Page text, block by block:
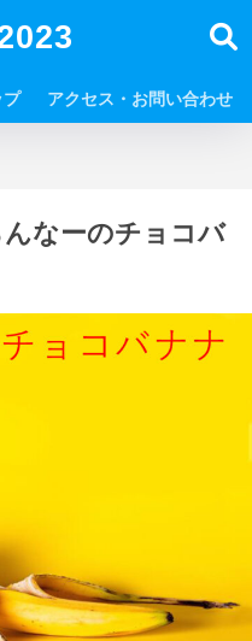
プ アクセス・お問い合わせ
なーのチョコバ